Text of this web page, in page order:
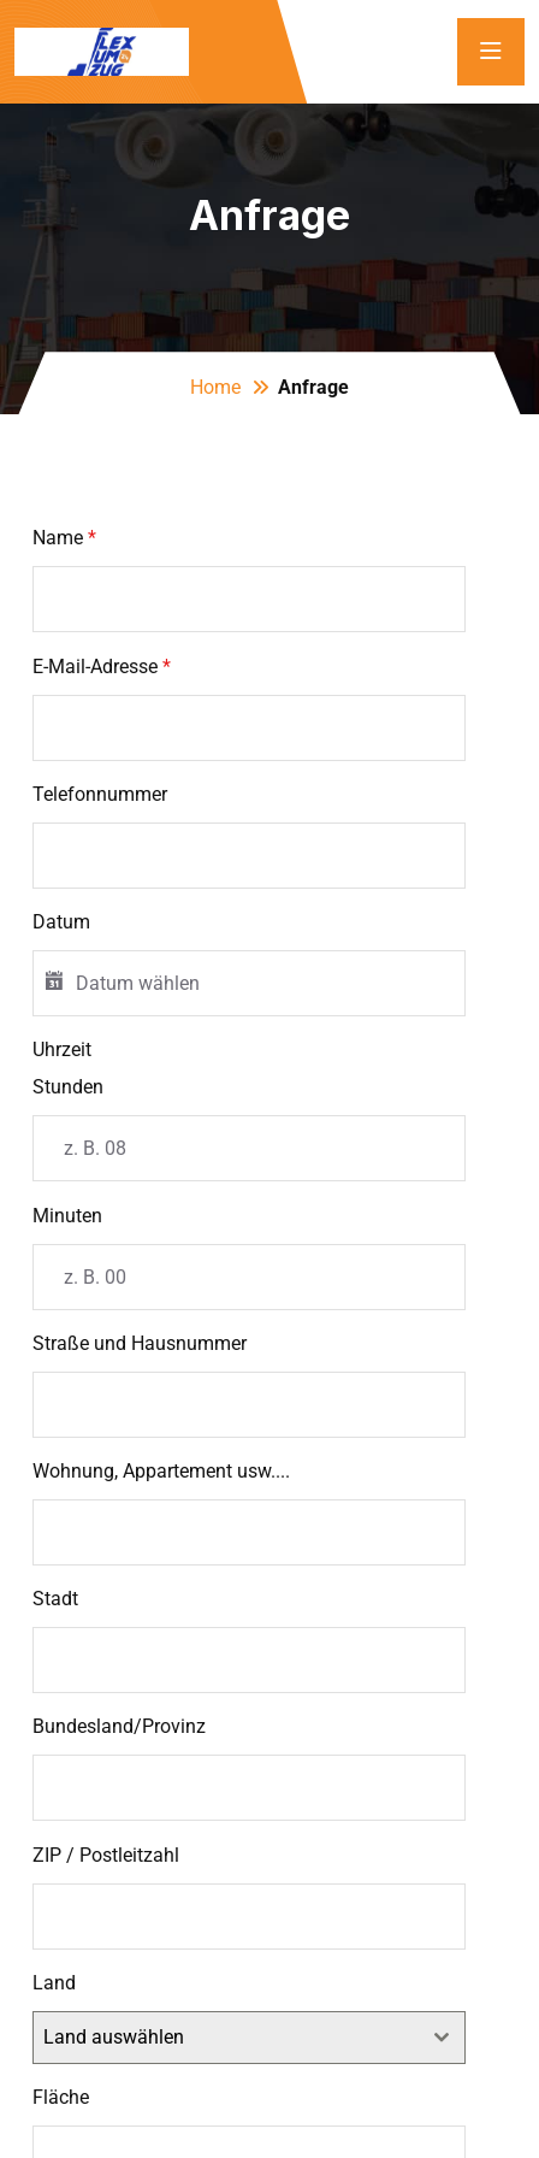
Anfrage
Home Anfrage
Name *
E-Mail-Adresse *
Telefonnummer
Datum
Uhrzeit
Stunden
Minuten
Straße und Hausnummer
Wohnung, Appartement usw....
Stadt
Bundesland/Provinz
ZIP / Postleitzahl
Land
Land auswählen
Fläche